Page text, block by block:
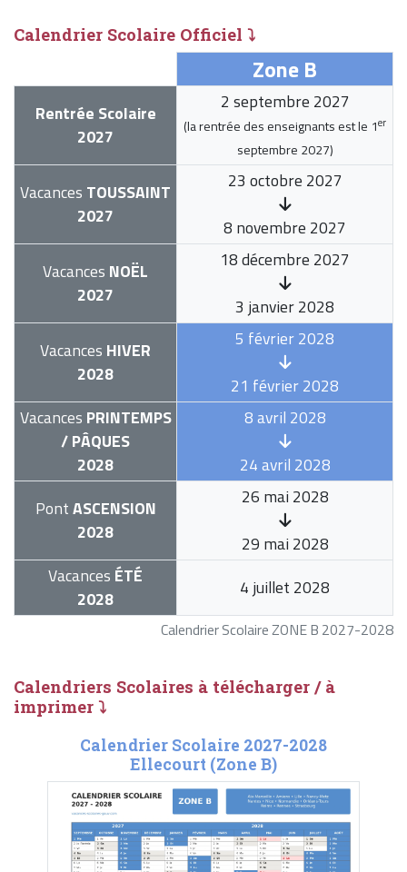
Calendrier Scolaire Officiel ⤵
Calendrier Scolaire ZONE B 2027-2028
Zone B
Rentrée Scolaire
2027
2 septembre 2027
(la rentrée des enseignants est le 1er
septembre 2027)
Vacances TOUSSAINT
2027
23 octobre 2027
8 novembre 2027
Vacances NOËL
2027
18 décembre 2027
3 janvier 2028
Vacances HIVER
2028
5 février 2028
21 février 2028
Vacances PRINTEMPS
/ PÂQUES
2028
8 avril 2028
24 avril 2028
PontASCENSION
2028
26 mai 2028
29 mai 2028
Vacances ÉTÉ
2028
4 juillet 2028
Calendriers Scolaires à télécharger / à
imprimer ⤵
Calendrier Scolaire 2027-2028
Ellecourt (Zone B)